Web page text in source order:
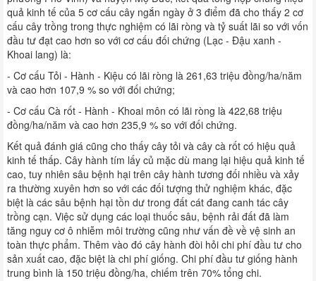
quả kinh tế của 5 cơ cấu cây ngắn ngày ở 3 điểm đã cho thấy 2 cơ
cấu cây trồng trong thực nghiệm có lãi ròng và tỷ suất lãi so với vốn
đầu tư đạt cao hơn so với cơ cấu đối chứng (Lạc - Đậu xanh -
Khoai lang) là:
- Cơ cấu Tỏi - Hành - Kiệu có lãi ròng là 261,63 triệu đồng/ha/năm
và cao hơn 107,9 % so với đối chứng;
- Cơ cấu Cà rốt - Hành - Khoai môn có lãi ròng là 422,68 triệu
đồng/ha/năm và cao hơn 235,9 % so với đối chứng.
Kết quả đánh giá cũng cho thấy cây tỏi và cây cà rốt có hiệu quả
kinh tế thấp. Cây hành tím lấy củ mặc dù mang lại hiệu quả kinh tế
cao, tuy nhiên sâu bệnh hại trên cây hành tương đối nhiều và xảy
ra thường xuyên hơn so với các đối tượng thử nghiệm khác, đặc
biệt là các sâu bệnh hại tồn dư trong đất cát đang canh tác cây
trồng cạn. Việc sử dụng các loại thuốc sâu, bệnh rải đất đã làm
tăng nguy cơ ô nhiễm môi trường cũng như vấn đề về vệ sinh an
toàn thực phẩm. Thêm vào đó cây hành đòi hỏi chi phí đầu tư cho
sản xuất cao, đặc biệt là chi phí giống. Chi phí đầu tư giống hành
trung bình là 150 triệu đồng/ha, chiếm trên 70% tổng chi.